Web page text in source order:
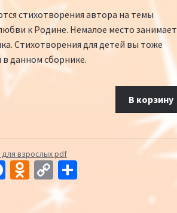
стихотворения автора на темы
к Родине. Немалое место занимает
Стихотворения для детей вы тоже
данном сборнике.
надежды pdf В корзину
для взрослых pdf
Fa O
n
C
o
p
О